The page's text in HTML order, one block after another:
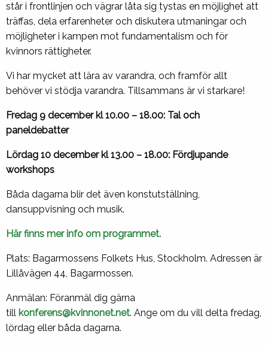
står i frontlinjen och vägrar låta sig tystas en möjlighet att
träffas, dela erfarenheter och diskutera utmaningar och
möjligheter i kampen mot fundamentalism och för
kvinnors rättigheter.
Vi har mycket att lära av varandra, och framför allt
behöver vi stödja varandra. Tillsammans är vi starkare!
Fredag 9 december kl 10.00 – 18.00: Tal och
paneldebatter
Lördag 10 december kl 13.00 – 18.00: Fördjupande
workshops
Båda dagarna blir det även konstutställning,
dansuppvisning och musik.
Här finns mer info om programmet.
Plats: Bagarmossens Folkets Hus, Stockholm. Adressen är
Lillåvägen 44, Bagarmossen.
Anmälan: Föranmäl dig gärna
till konferens@kvinnonet.net. Ange om du vill delta fredag,
lördag eller båda dagarna.